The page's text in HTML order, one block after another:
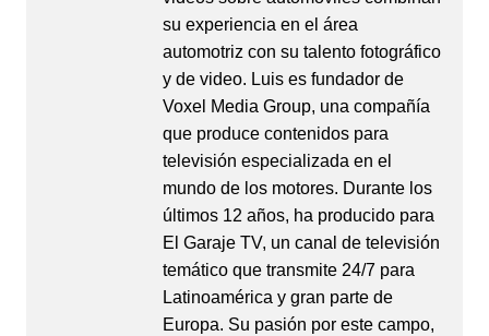
su experiencia en el área
automotriz con su talento fotográfico
y de video. Luis es fundador de
Voxel Media Group, una compañía
que produce contenidos para
televisión especializada en el
mundo de los motores. Durante los
últimos 12 años, ha producido para
El Garaje TV, un canal de televisión
temático que transmite 24/7 para
Latinoamérica y gran parte de
Europa. Su pasión por este campo,